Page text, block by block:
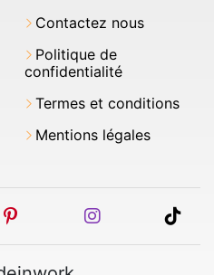
Contactez nous
Politique de
confidentialité
Termes et conditions
Mentions légales
pinterest instagram